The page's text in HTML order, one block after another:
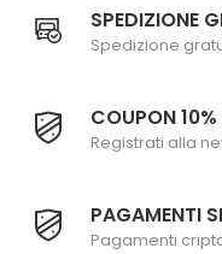
SPEDIZIONE
Spedizione
COUPON 10%
Registrati alla
PAGAMENTI
Pagamenti